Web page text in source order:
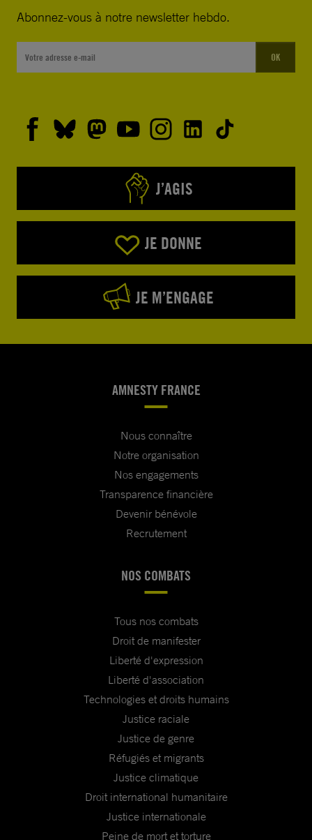
Abonnez-vous à notre newsletter hebdo.
OK
J’AGIS
JE DONNE
JE M’ENGAGE
AMNESTY FRANCE
Nous connaître
Notre organisation
Nos engagements
Transparence financière
Devenir bénévole
Recrutement
NOS COMBATS
Tous nos combats
Droit de manifester
Liberté d'expression
Liberté d'association
Technologies et droits humains
Justice raciale
Justice de genre
Réfugiés et migrants
Justice climatique
Droit international humanitaire
Justice internationale
Peine de mort et torture